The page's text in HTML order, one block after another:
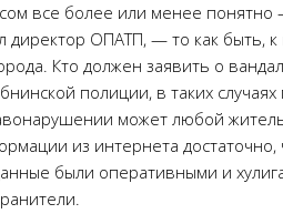
все более или менее
директор ОПАТП, — то как быть, к
Кто должен заявить о
полиции, в таких
может любой
из интернета
были оперативными и